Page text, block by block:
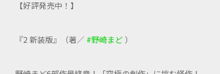
【好評発売中！】
『2 新装版』（著／ #野崎まど ）